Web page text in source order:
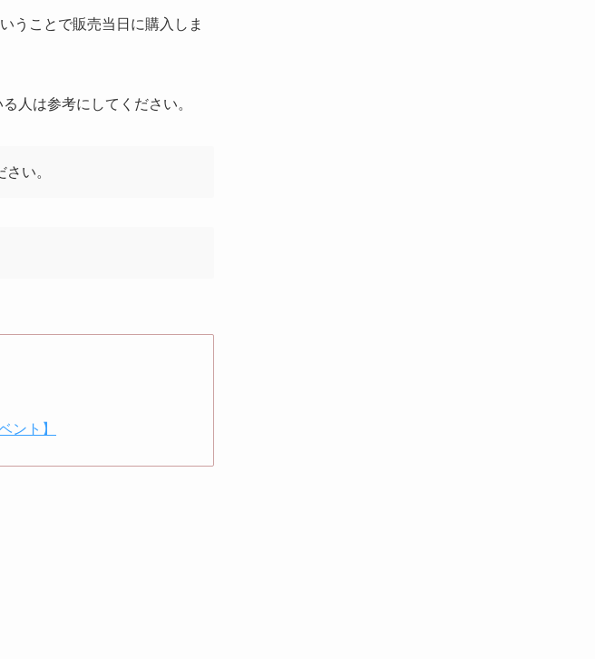
うことで販売当日に購入しま
人は参考にしてください。
い。
ント】